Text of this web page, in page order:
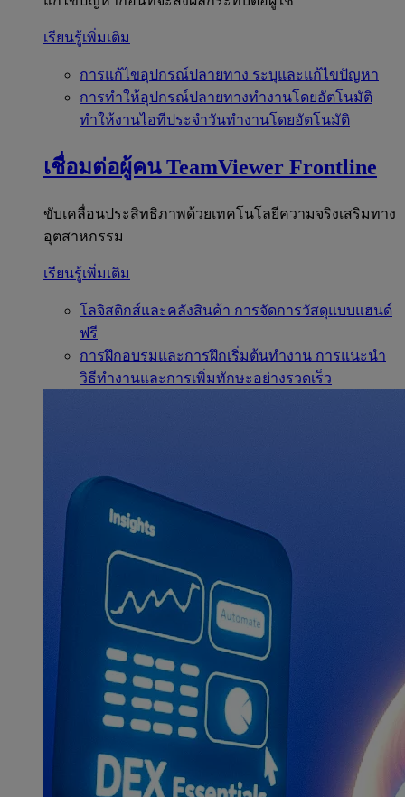
เรียนรู้เพิ่มเติม
การแก้ไขอุปกรณ์ปลายทาง ระบุและแก้ไขปัญหา
การทำให้อุปกรณ์ปลายทางทำงานโดยอัตโนมัติ
ทำให้งานไอทีประจำวันทำงานโดยอัตโนมัติ
เชื่อมต่อผู้คน TeamViewer Frontline
ขับเคลื่อนประสิทธิภาพด้วยเทคโนโลยีความจริงเสริมทาง
อุตสาหกรรม
เรียนรู้เพิ่มเติม
โลจิสติกส์และคลังสินค้า การจัดการวัสดุแบบแฮนด์
ฟรี
การฝึกอบรมและการฝึกเริ่มต้นทำงาน การแนะนำ
วิธีทำงานและการเพิ่มทักษะอย่างรวดเร็ว